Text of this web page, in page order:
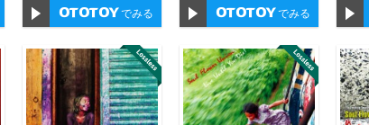
でみる でみる